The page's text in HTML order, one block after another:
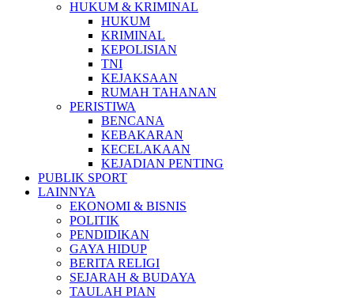
HUKUM & KRIMINAL
HUKUM
KRIMINAL
KEPOLISIAN
TNI
KEJAKSAAN
RUMAH TAHANAN
PERISTIWA
BENCANA
KEBAKARAN
KECELAKAAN
KEJADIAN PENTING
PUBLIK SPORT
LAINNYA
EKONOMI & BISNIS
POLITIK
PENDIDIKAN
GAYA HIDUP
BERITA RELIGI
SEJARAH & BUDAYA
TAULAH PIAN